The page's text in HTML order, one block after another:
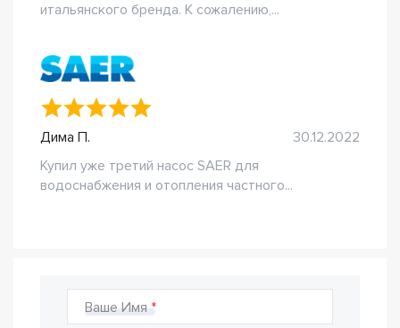
итальянского бренда. К сожалению,...
Дима П.
30.12.2022
Купил уже третий насос SAER для
водоснабжения и отопления частного...
Ваше Имя